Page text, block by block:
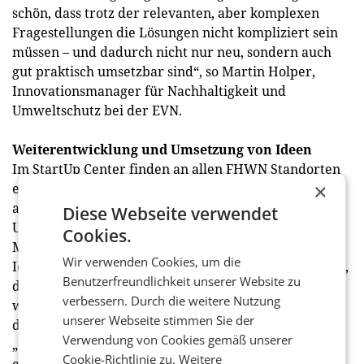
schön, dass trotz der relevanten, aber komplexen
Fragestellungen die Lösungen nicht kompliziert sein
müssen – und dadurch nicht nur neu, sondern auch
gut praktisch umsetzbar sind“, so Martin Holper,
Innovationsmanager für Nachhaltigkeit und
Umweltschutz bei der EVN.
Weiterentwicklung und Umsetzung von Ideen
Im StartUp Center finden an allen FHWN Standorten
engagierte Klimaschützerinnen und Klimaschützer
auch abseits des NÖ Climathon Unterstützung für die
Umsetzung ihrer Projektideen. „Wir bringen
Menschen aus unterschiedlichen Fachrichtungen mit
Ideen zum Klimaschutz zusammen und ermutigen sie,
diese mit Gleichgesinnten zu teilen,
weiterzuentwickeln und umzusetzen. Hierzu bietet
die FHWN ein eigenes Pre-Inkubationsprogamm
„Green Hexagon“- Kooperation mit mehreren
×
Diese Webseite verwendet
Cookies.
Wir verwenden Cookies, um die
Benutzerfreundlichkeit unserer Website zu
verbessern. Durch die weitere Nutzung
unserer Webseite stimmen Sie der
Verwendung von Cookies gemäß unserer
Cookie-Richtlinie zu.Weitere